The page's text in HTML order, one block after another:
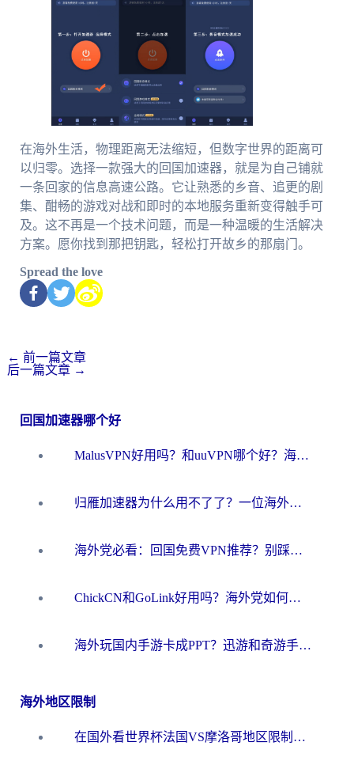
在海外生活，物理距离无法缩短，但数字世界的距离可
以归零。选择一款强大的回国加速器，就是为自己铺就
一条回家的信息高速公路。它让熟悉的乡音、追更的剧
集、酣畅的游戏对战和即时的本地服务重新变得触手可
及。这不再是一个技术问题，而是一种温暖的生活解决
方案。愿你找到那把钥匙，轻松打开故乡的那扇门。
Spread the love
← 前一篇文章
后一篇文章 →
回国加速器哪个好
MalusVPN好用吗？和uuVPN哪个好？海外党无缝访问国内资源的真实对比与选择指南
归雁加速器为什么用不了了？一位海外游子的真实困惑与技术解答
海外党必看：回国免费VPN推荐？别踩坑！教你选对加速器无缝刷国内资源
ChickCN和GoLink好用吗？海外党如何选对回国加速器
海外玩国内手游卡成PPT？迅游和奇游手游哪个好？一篇讲透回国加速器怎么选
海外地区限制
在国外看世界杯法国VS摩洛哥地区限制？这篇指南让你流畅看中文解说无压力